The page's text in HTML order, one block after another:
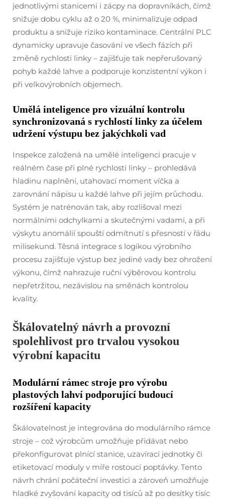
jednotlivými stanicemi i zácpy na dopravníkách, čímž
snižuje dobu cyklu až o 20 %, minimalizuje odpad
produktu a snižuje riziko kontaminace. Centrální PLC
dynamicky upravuje časování ve všech fázích při
změně rychlosti linky – zajišťuje tak nepřerušovaný
pohyb každé lahve a podporuje konzistentní výkon i
při velkovýrobních objemech.
Umělá inteligence pro vizuální kontrolu
synchronizovaná s rychlostí linky za účelem
udržení výstupu bez jakýchkoli vad
Inspekce založená na umělé inteligenci pracuje v
reálném čase při plné rychlosti linky – prohledává
hladinu naplnění, utahovací moment víčka a
zarovnání nápisu u každé lahve při jejím průchodu.
Systém je natrénován tak, aby rozlišoval mezi
normálními odchylkami a skutečnými vadami, a při
výskytu anomálií spouští odmítnutí s přesností v řádu
milisekund. Těsná integrace s logikou výrobního
procesu zajišťuje výstup bez jediné vady bez ohrožení
výkonu, čímž nahrazuje ruční výběrovou kontrolu
nepřetržitou, nezávislou na směnách kontrolou
kvality.
Škálovatelný návrh a provozní
spolehlivost pro trvalou vysokou
výrobní kapacitu
Modulární rámec stroje pro výrobu
plastových lahví podporující budoucí
rozšíření kapacity
Škálovatelnost je integrována do modulárního rámce
stroje – což výrobcům umožňuje přidávat nebo
překonfigurovat plnící stanice, uzavírací jednotky či
etiketovací moduly v míře rostoucí poptávky. Tento
návrh chrání počáteční investici a zároveň umožňuje
hladké zvyšování kapacity od tisíců až po desítky tisíc